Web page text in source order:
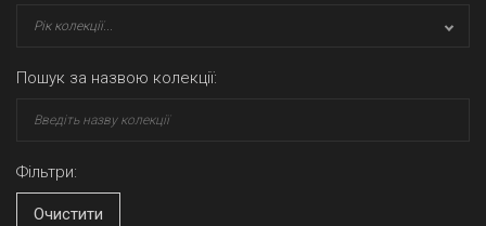
Рік колекції...
Пошук за назвою колекції:
Фільтри:
Очистити